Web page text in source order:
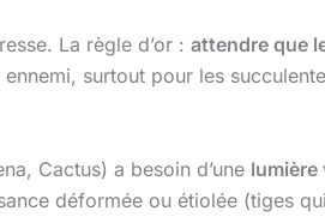
La règle d’or : attendre que
surtout pour les
Cactus) a besoin d’une
déformée ou étiolée (tiges